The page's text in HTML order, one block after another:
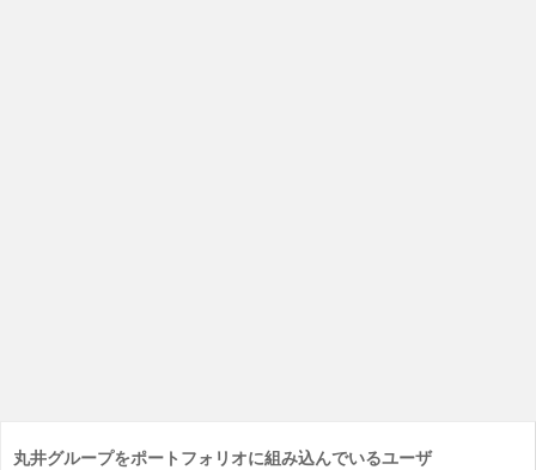
丸井グループをポートフォリオに組み込んでいるユーザ